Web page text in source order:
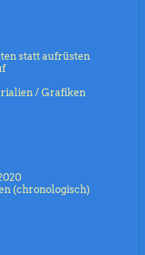
statt aufrüsten
/ Grafiken
(chronologisch)